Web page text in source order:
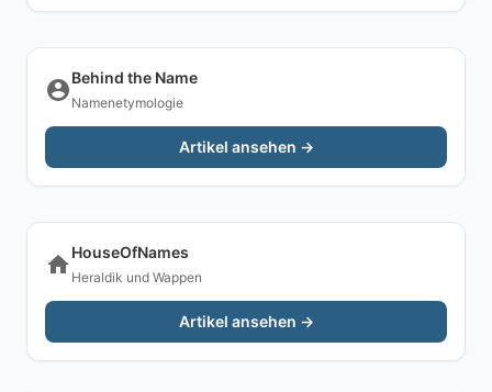
Behind the Name
Namenetymologie
Artikel ansehen →
HouseOfNames
Heraldik und Wappen
Artikel ansehen →